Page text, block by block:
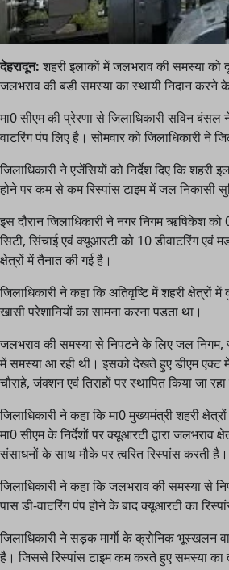
देहरादून: शहरी इलाकों में जलभराव की समस्या को
जलभराव की बडी समस्या का स्थायी निदान करने
मा0 सीएम की प्रेरणा से जिलाधिकारी सविन
वाटरिंग पंप लिए है। सोमवार को जिलाधिकारी ने
जिलाधिकारी ने एजेंसियों को निर्देश दिए कि
होने पर कम से कम रिस्पांस टाइम में जल निकासी
इस दौरान जिलाधिकारी ने नगर निगम ऋषिकेश
सिटी, सिंचाई एवं क्यूआरटी को 10 डीवाटरिंग एवं
क्षेत्रों में तैनात की गई है।
जिलाधिकारी ने कहा कि अतिवृष्टि में शहरी
खासी परेशानियों का सामना करना पडता था।
जलभराव की समस्या से निपटने के लिए जल निगम,
में समस्या आ रही थी। इसको देखते हुए डीएम एक्ट
चौराहे, जंक्शन एवं तिराहों पर स्थापित किया जा
जिलाधिकारी ने कहा कि मा0 मुख्यमंत्री शहरी
मा0 सीएम के निर्देशों पर क्यूआरटी द्वारा
संसाधनों के साथ मौके पर त्वरित रिस्पांस करती है।
जिलाधिकारी ने कहा कि जलभराव की समस्या से
पास डी-वाटरिंग पंप होने के बाद क्यूआरटी का
जिलाधिकारी ने सड़क मार्गाे के क्रोनिक भूस्खलन
है। जिससे रिस्पांस टाइम कम करते हुए समस्या का